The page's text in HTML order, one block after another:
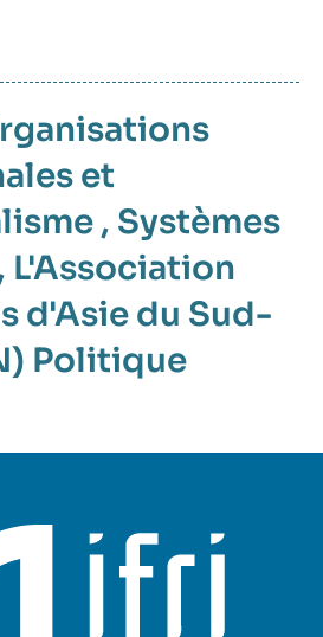
et
, Systèmes
L'Association
d'Asie du Sud-
Politique